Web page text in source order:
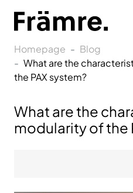
Homepage
Blog
What are the
the PAX system?
What are the
modularity of the